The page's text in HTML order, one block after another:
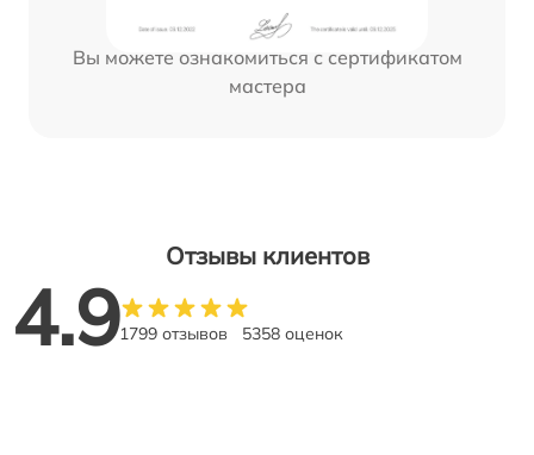
Вы можете ознакомиться с сертификатом
мастера
Отзывы клиентов
4.91799 отзывов 5358 оценок